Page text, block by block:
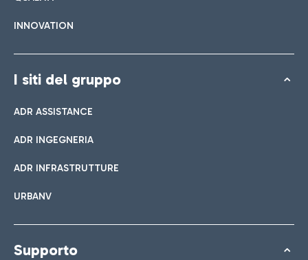
INNOVATION
I siti del gruppo
ADR ASSISTANCE
ADR INGEGNERIA
ADR INFRASTRUTTURE
URBANV
Supporto